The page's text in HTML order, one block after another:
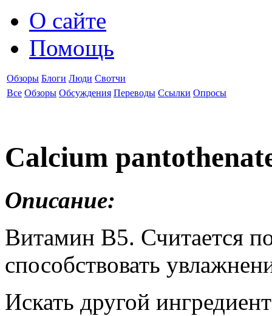
О сайте
Помощь
Обзоры Блоги Люди Свотчи
Все Обзоры Обсуждения Переводы Ссылки Опросы
Calcium
Описание:
Витамин В5. Считается
способствовать
Искать другой